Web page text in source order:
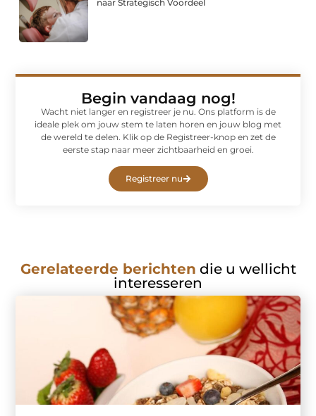
naar Strategisch Voordeel
Begin vandaag nog!
Wacht niet langer en registreer je nu. Ons platform is de
ideale plek om jouw stem te laten horen en jouw blog met
de wereld te delen. Klik op de Registreer-knop en zet de
eerste stap naar meer zichtbaarheid en groei.
Registreer nu
Gerelateerde berichten die u wellicht
interesseren